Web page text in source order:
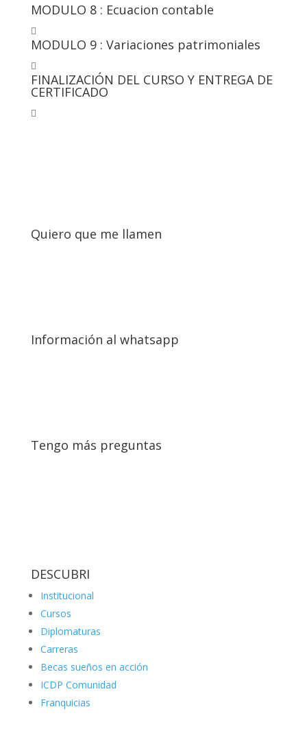
MODULO 8 : Ecuacion contable

MODULO 9 : Variaciones patrimoniales

FINALIZACIÓN DEL CURSO Y ENTREGA DE
CERTIFICADO

Quiero que me llamen
Información al whatsapp
Tengo más preguntas
DESCUBRI
Institucional
Cursos
Diplomaturas
Carreras
Becas sueños en acción
ICDP Comunidad
Franquicias